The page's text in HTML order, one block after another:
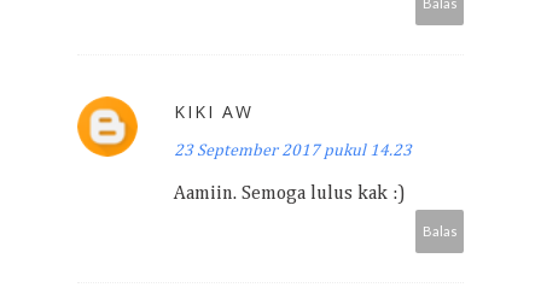
KIKI AW
23 September 2017 pukul 14.23
Aamiin. Semoga lulus kak :)
Balas